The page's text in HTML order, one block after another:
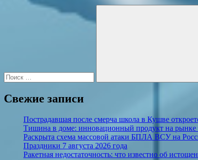
Поиск
Свежие записи
Пострадавшая после смерча школа в Кушве
Тишина в доме: инновационный продукт на рынке
Раскрыта схема массовой атаки БПЛА ВСУ на
Праздники 7 августа 2026 года
Ракетная недостаточность: что известно об